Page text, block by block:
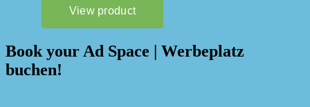
Book your Ad Space | Werbeplatz
buchen!